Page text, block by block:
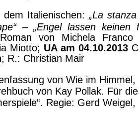
dem Italienischen: „Lastanza
“ – „Engel lassen keinen
von Michela Franco
Miotto; UA am 04.10.2013
R.: Christian Mair
von Wie im Himmel,
von Kay Pollak. Für
Regie: Gerd Weigel,